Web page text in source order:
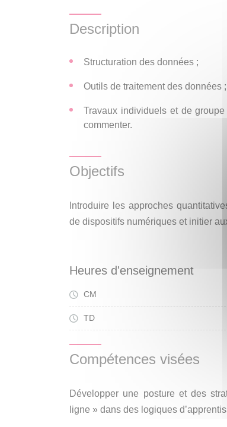
Description
Structuration des données ;
Outils de traitement des données ;
Travaux individuels et de
commenter.
Objectifs
Introduire les approches
de dispositifs numériques et initier
Heures d'enseignement
CM
TD
Compétences visées
Développer une posture et des
ligne » dans des logiques